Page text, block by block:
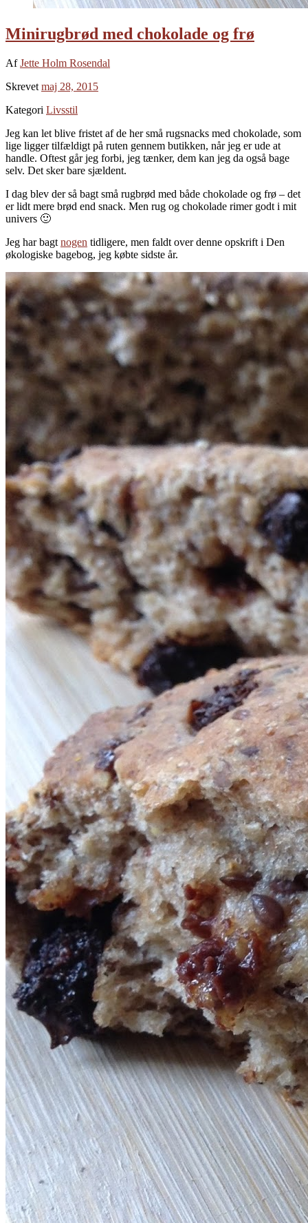
Minirugbrød med chokolade og frø
AfJette Holm Rosendal
Skrevet maj 28, 2015
Kategori Livsstil
Jeg kan let blive fristet af de her små rugsnacks med chokolade, som
lige ligger tilfældigt på ruten gennem butikken, når jeg er ude at
handle. Oftest går jeg forbi, jeg tænker, dem kan jeg da også bage
selv. Det sker bare sjældent.
I dag blev der så bagt små rugbrød med både chokolade og frø – det
er lidt mere brød end snack. Men rug og chokolade rimer godt i mit
univers 🙂
Jeg har bagt nogen tidligere, men faldt over denne opskrift i Den
økologiske bagebog, jeg købte sidste år.